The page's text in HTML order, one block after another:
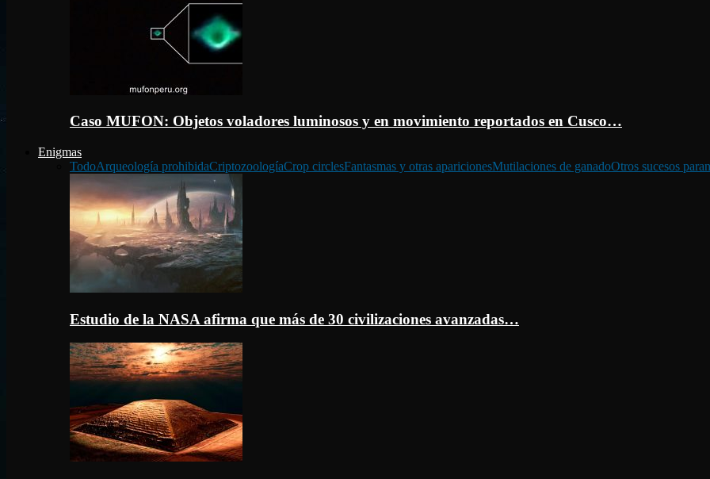
Caso MUFON: Objetos voladores luminosos y en movimiento reportados en Cusco…
Enigmas
TodoArqueología prohibidaCriptozoologíaCrop circlesFantasmas y otras aparicionesMutilaciones de ganadoOtros sucesos
Estudio de la NASA afirma que más de 30 civilizaciones avanzadas…